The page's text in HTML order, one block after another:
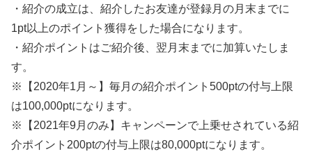
・紹介の成立は、紹介したお友達が登録月の月末までに
1pt以上のポイント獲得をした場合になります。
・紹介ポイントはご紹介後、翌月末までに加算いたしま
す。
※【2020年1月～】毎月の紹介ポイント500ptの付与上限
は100,000ptになります。
※【2021年9月のみ】キャンペーンで上乗せされている紹
介ポイント200ptの付与上限は80,000ptになります。